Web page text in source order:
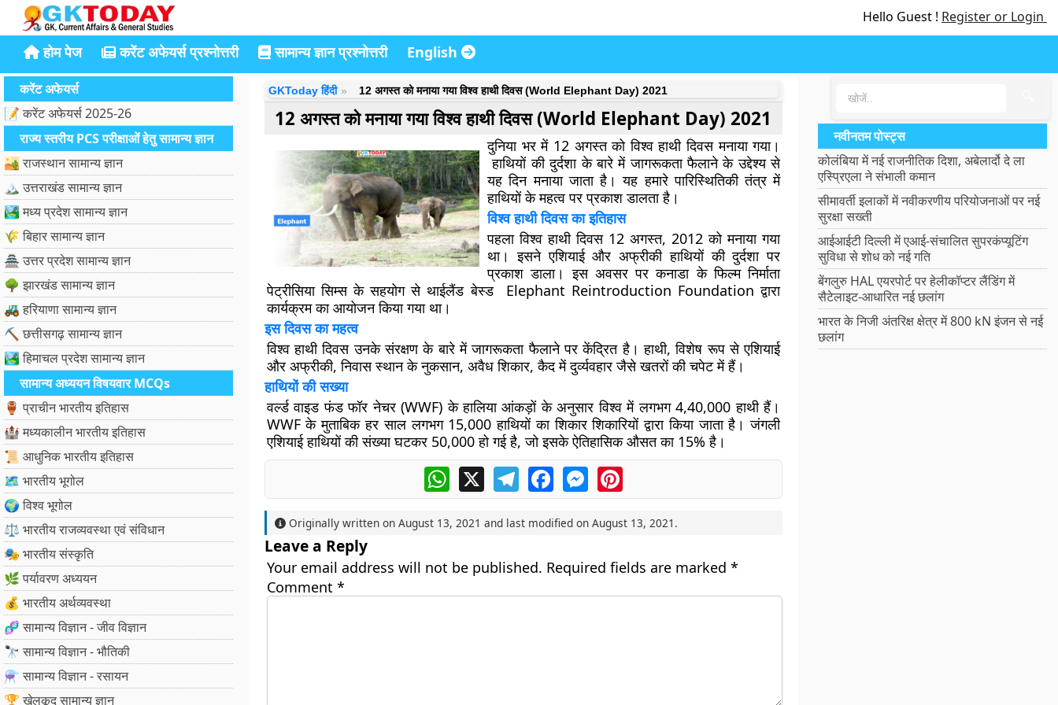
Hello Guest ! Register or Login
होम पेज करेंट अफेयर्स प्रश्नोत्तरी सामान्य ज्ञान प्रश्नोत्तरी English
करेंट अफेयर्स
📝 करेंट अफेयर्स 2025-26
राज्य स्तरीय PCS परीक्षाओं हेतु सामान्य ज्ञान
🏜️ राजस्थान सामान्य ज्ञान
🏔️ उत्तराखंड सामान्य ज्ञान
🏞️ मध्य प्रदेश सामान्य ज्ञान
🌾 बिहार सामान्य ज्ञान
🏯 उत्तर प्रदेश सामान्य ज्ञान
🌳 झारखंड सामान्य ज्ञान
🚜 हरियाणा सामान्य ज्ञान
⛏️ छत्तीसगढ़ सामान्य ज्ञान
🏞️ हिमाचल प्रदेश सामान्य ज्ञान
सामान्य अध्ययन विषयवार MCQs
🏺 प्राचीन भारतीय इतिहास
🏰 मध्यकालीन भारतीय इतिहास
📜 आधुनिक भारतीय इतिहास
🗺️ भारतीय भूगोल
🌍 विश्व भूगोल
⚖️ भारतीय राजव्यवस्था एवं संविधान
🎭 भारतीय संस्कृति
🌿 पर्यावरण अध्ययन
💰 भारतीय अर्थव्यवस्था
🧬 सामान्य विज्ञान - जीव विज्ञान
🔭 सामान्य विज्ञान - भौतिकी
⚗️ सामान्य विज्ञान - रसायन
🏆 खेलकूद सामान्य ज्ञान
GKToday हिंदी 12 अगस्त को मनाया गया विश्व हाथी दिवस (World Elephant Day) 2021
12 अगस्त को मनाया गया विश्व हाथी दिवस (World Elephant Day) 2021
दुनिया भर में 12 अगस्त को विश्व हाथी दिवस मनाया गया।
हाथियों की दुर्दशा के बारे में जागरूकता फैलाने के उद्देश्य से
यह दिन मनाया जाता है।यह हमारे पारिस्थितिकी तंत्र में
हाथियों के महत्व पर प्रकाश डालता है।
विश्व हाथी दिवस का इतिहास
पहला विश्व हाथी दिवस 12 अगस्त, 2012 को मनाया गया
था। इसने एशियाई और अफ्रीकी हाथियों की दुर्दशा पर
प्रकाश डाला। इस अवसर पर कनाडा के फिल्म निर्माता
पेट्रीसिया सिम्स के सहयोग से थाईलैंड बेस्ड Elephant Reintroduction Foundation द्वारा
कार्यक्रम का आयोजन किया गया था।
इस दिवस का महत्व
विश्व हाथी दिवस उनके संरक्षण के बारे में जागरूकता फैलाने पर केंद्रित है। हाथी, विशेष रूप से एशियाई
और अफ्रीकी, निवास स्थान के नुकसान, अवैध शिकार, कैद में दुर्व्यवहार जैसे खतरों की चपेट में हैं।
हाथियों की सख्या
वर्ल्ड वाइड फंड फॉर नेचर (WWF) के हालिया आंकड़ों के अनुसार विश्व में लगभग 4,40,000 हाथी हैं।
WWF के मुताबिक हर साल लगभग 15,000 हाथियों का शिकार शिकारियों द्वारा किया जाता है। जंगली
एशियाई हाथियों की संख्या घटकर 50,000 हो गई है, जो इसके ऐतिहासिक औसत का 15% है।
WhatsApp
X TelegramFacebookMessengerPinterest
Originally written on August 13, 2021 and last modified on August 13, 2021 .
Leave a Reply
Your email address will not be published. Required fields are marked *
Comment *
नवीनतम पोस्ट्स
कोलंबिया में नई राजनीतिक दिशा, अबेलार्दो दे ला
एस्प्रिएला ने संभाली कमान
सीमावर्ती इलाकों में नवीकरणीय परियोजनाओं पर नई
सुरक्षा सख्ती
आईआईटी दिल्ली में एआई-संचालित सुपरकंप्यूटिंग
सुविधा से शोध को नई गति
बेंगलुरु HAL एयरपोर्ट पर हेलीकॉप्टर लैंडिंग में
सैटेलाइट-आधारित नई छलांग
भारत के निजी अंतरिक्ष क्षेत्र में 800 kN इंजन से नई
छलांग